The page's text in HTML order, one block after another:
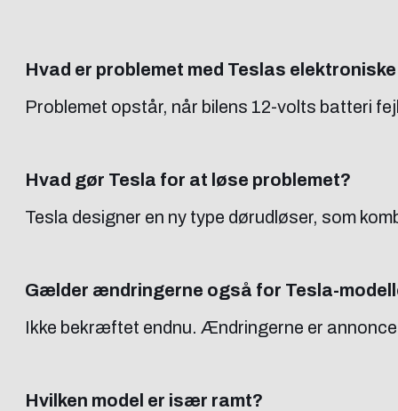
Hvad er problemet med Teslas
Problemet opstår, når bilens 12-volts batteri
Hvad gør Tesla for at løse problemet?
Tesla designer en ny type dørudløser, som
Gælder ændringerne også for Tesla-
Ikke bekræftet endnu. Ændringerne er
Hvilken model er især ramt?